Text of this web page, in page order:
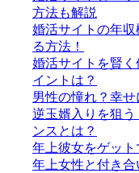
方法も解説
婚活サイトの年
る方法！
婚活サイトを賢
イントは？
男性の憧れ？幸せ
逆玉婿入りを狙
ンスとは？
年上彼女をゲッ
年上女性と付き